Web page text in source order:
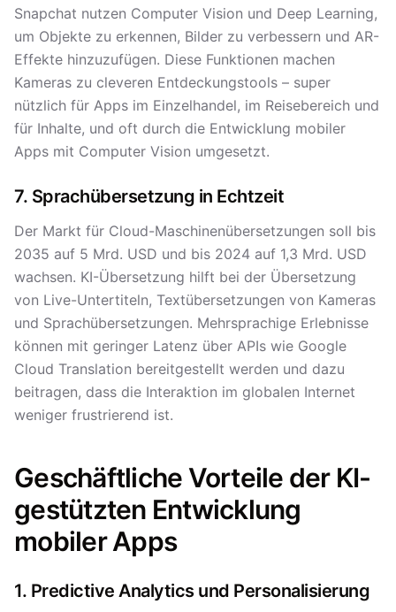
Snapchat nutzen Computer Vision und Deep Learning,
um Objekte zu erkennen, Bilder zu verbessern und AR-
Effekte hinzuzufügen. Diese Funktionen machen
Kameras zu cleveren Entdeckungstools – super
nützlich für Apps im Einzelhandel, im Reisebereich und
für Inhalte, und oft durch die Entwicklung mobiler
Apps mit Computer Vision umgesetzt.
7. Sprachübersetzung in Echtzeit
Der Markt für Cloud-Maschinenübersetzungen soll bis
2035 auf 5 Mrd. USD und bis 2024 auf 1,3 Mrd. USD
wachsen. KI-Übersetzung hilft bei der Übersetzung
von Live-Untertiteln, Textübersetzungen von Kameras
und Sprachübersetzungen. Mehrsprachige Erlebnisse
können mit geringer Latenz über APIs wie Google
Cloud Translation bereitgestellt werden und dazu
beitragen, dass die Interaktion im globalen Internet
weniger frustrierend ist.
Geschäftliche Vorteile der KI-
gestützten Entwicklung
mobiler Apps
1. Predictive Analytics und Personalisierung